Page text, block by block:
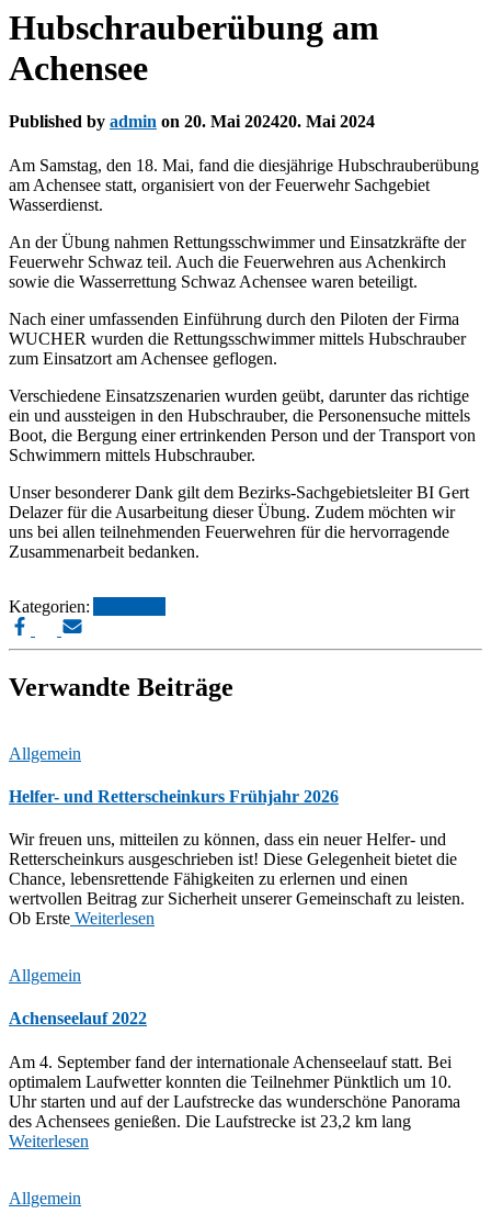
Hubschrauberübung am
Achensee
Published by admin on 20. Mai 202420. Mai 2024
Am Samstag, den 18. Mai, fand die diesjährige Hubschrauberübung
am Achensee statt, organisiert von der Feuerwehr Sachgebiet
Wasserdienst.
An der Übung nahmen Rettungsschwimmer und Einsatzkräfte der
Feuerwehr Schwaz teil. Auch die Feuerwehren aus Achenkirch
sowie die Wasserrettung Schwaz Achensee waren beteiligt.
Nach einer umfassenden Einführung durch den Piloten der Firma
WUCHER wurden die Rettungsschwimmer mittels Hubschrauber
zum Einsatzort am Achensee geflogen.
Verschiedene Einsatzszenarien wurden geübt, darunter das richtige
ein und aussteigen in den Hubschrauber, die Personensuche mittels
Boot, die Bergung einer ertrinkenden Person und der Transport von
Schwimmern mittels Hubschrauber.
Unser besonderer Dank gilt dem Bezirks-Sachgebietsleiter BI Gert
Delazer für die Ausarbeitung dieser Übung. Zudem möchten wir
uns bei allen teilnehmenden Feuerwehren für die hervorragende
Zusammenarbeit bedanken.
Kategorien:
Verwandte Beiträge
Allgemein
Helfer- und Retterscheinkurs Frühjahr 2026
Wir freuen uns, mitteilen zu können, dass ein neuer Helfer- und
Retterscheinkurs ausgeschrieben ist! Diese Gelegenheit bietet die
Chance, lebensrettende Fähigkeiten zu erlernen und einen
wertvollen Beitrag zur Sicherheit unserer Gemeinschaft zu leisten.
Ob Erste Weiterlesen
Allgemein
Achenseelauf 2022
Am 4. September fand der internationale Achenseelauf statt. Bei
optimalem Laufwetter konnten die Teilnehmer Pünktlich um 10.
Uhr starten und auf der Laufstrecke das wunderschöne Panorama
des Achensees genießen. Die Laufstrecke ist 23,2 km lang
Weiterlesen
Allgemein